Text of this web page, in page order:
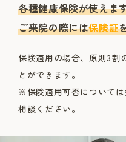
各種健康保険が使えま
ご来院の際には保険証
保険適用の場合、原則3割
とができます。
※保険適用可否について
相談ください。